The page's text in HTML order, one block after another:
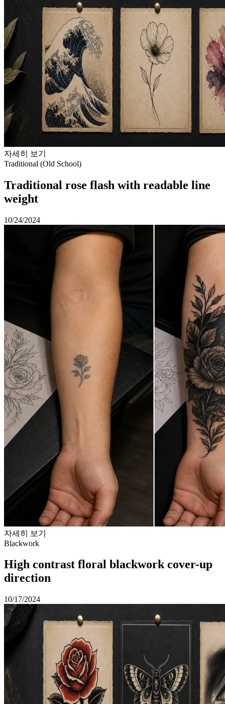
자세히 보기
Traditional (Old School)
Traditional rose flash with readable line
weight
10/24/2024
자세히 보기
Blackwork
High contrast floral blackwork cover-up
direction
10/17/2024